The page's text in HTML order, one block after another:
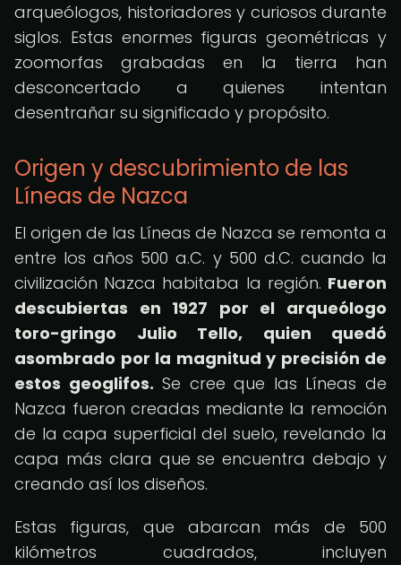
arqueólogos, historiadores y curiosos durante
siglos. Estas enormes figuras geométricas y
zoomorfas grabadas en la tierra han
desconcertado a quienes intentan
desentrañar su significado y propósito.
Origen y descubrimiento de las
Líneas de Nazca
El origen de las Líneas de Nazca se remonta a
entre los años 500 a.C. y 500 d.C. cuando la
civilización Nazca habitaba la región. Fueron
descubiertas en 1927 por el arqueólogo
toro-gringo Julio Tello, quien quedó
asombrado por la magnitud y precisión de
estos geoglifos. Se cree que las Líneas de
Nazca fueron creadas mediante la remoción
de la capa superficial del suelo, revelando la
capa más clara que se encuentra debajo y
creando así los diseños.
Estas figuras, que abarcan más de 500
kilómetros cuadrados, incluyen